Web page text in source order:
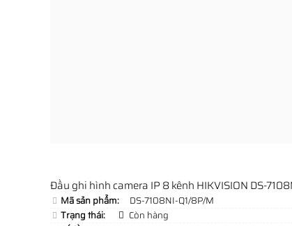
Đầu ghi hình camera IP 8 kênh HIKVISION DS-
Mã sản phẩm:
DS-7108NI-Q1/8P/M
Trạng thái:
Còn hàng